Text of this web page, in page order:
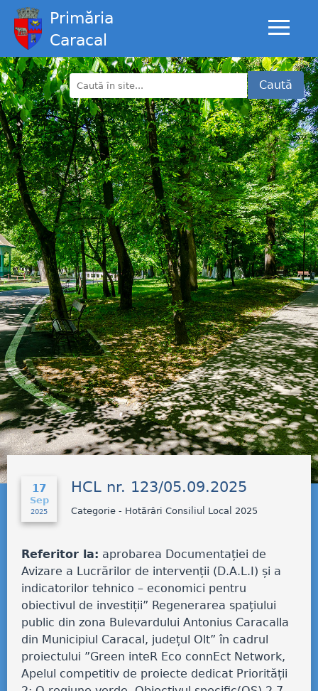
Primăria
Caracal
Caută
17
Sep
2025
HCL nr. 123/05.09.2025
Categorie - Hotărâri Consiliul Local 2025
Referitor la: aprobarea Documentației de
Avizare a Lucrărilor de intervenții (D.A.L.I) și a
indicatorilor tehnico – economici pentru
obiectivul de investiții” Regenerarea spațiului
public din zona Bulevardului Antonius Caracalla
din Municipiul Caracal, județul Olt” în cadrul
proiectului ”Green inteR Eco connEct Network,
Apelul competitiv de proiecte dedicat Priorității